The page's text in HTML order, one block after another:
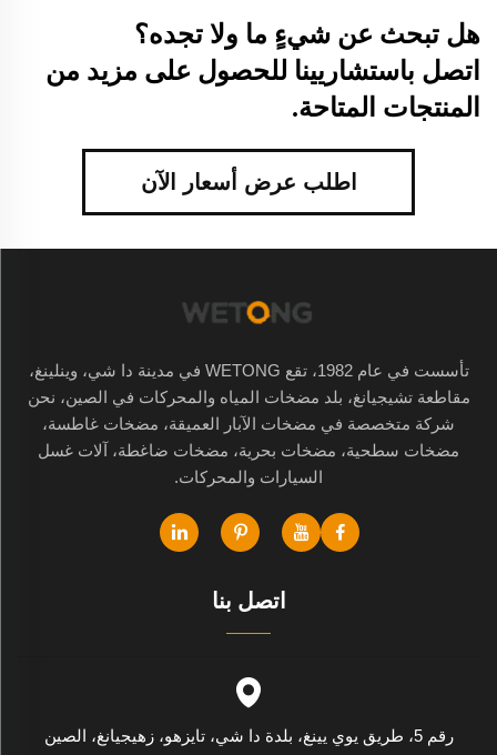
هل تبحث عن شيءٍ ما ولا تجده؟
اتصل باستشاريينا للحصول على مزيد من
المنتجات المتاحة.
اطلب عرض أسعار الآن
تأسست في عام 1982، تقع WETONG في مدينة دا شي، وينلينغ،
مقاطعة تشيجيانغ، بلد مضخات المياه والمحركات في الصين، نحن
شركة متخصصة في مضخات الآبار العميقة، مضخات غاطسة،
مضخات سطحية، مضخات بحرية، مضخات ضاغطة، آلات غسل
السيارات والمحركات.
اتصل بنا
رقم 5، طريق يوي يينغ، بلدة دا شي، تايزهو، زهيجيانغ، الصين